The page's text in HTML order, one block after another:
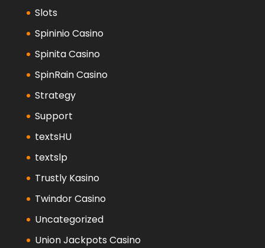
Slots
Spininio Casino
Spinita Casino
SpinRain Casino
Strategy
Support
textsHU
textslp
Trustly Kasino
Twindor Casino
Uncategorized
Union Jackpots Casino